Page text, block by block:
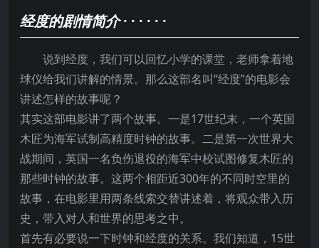
经度的剧情简介· · · · · ·
说到经度，我们可以回忆小学的课堂，老师拿着地
球仪给我们讲解的情景。那么这部名叫“经度”的电影会
讲述怎样的故事呢？
其实这部电影讲了两个故事。一是17世纪末，一个英国
木匠为海军试制高精度时钟的故事。二是第一次世界大
战期间，英国一名负伤退役的海军中校试图修复木匠的
那些时钟的故事。这两个相距近300年的不同时空里的
故事，在电影里用两条线索交替讲述着，将观众带入历
史，带入对人和世界的思考之中。
首先有必要说一下时钟和经度的关系。我们知道，15世